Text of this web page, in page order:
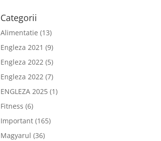
Categorii
Alimentatie (13)
Engleza 2021 (9)
Engleza 2022 (5)
Engleza 2022 (7)
ENGLEZA 2025 (1)
Fitness (6)
Important (165)
Magyarul (36)